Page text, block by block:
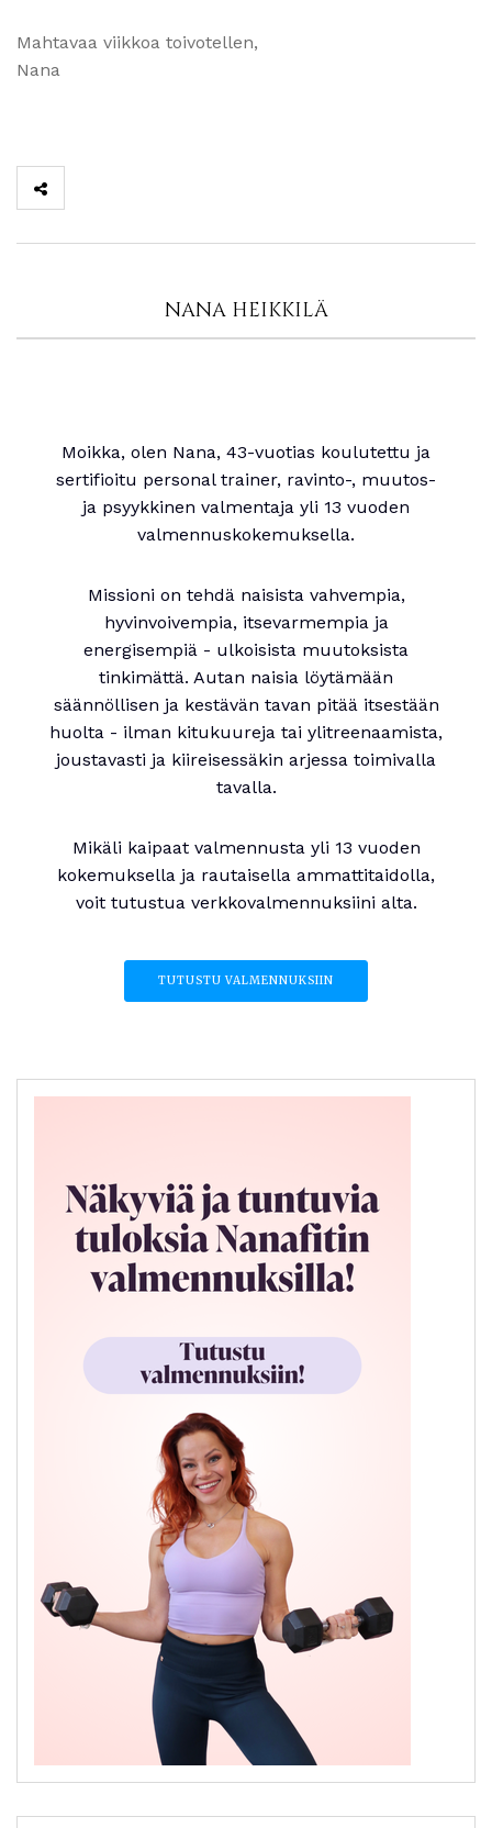
Mahtavaa viikkoa toivotellen,
Nana
NANA HEIKKILÄ
Moikka, olen Nana, 43-vuotias koulutettu ja
sertifioitu personal trainer, ravinto-, muutos-
ja psyykkinen valmentaja yli 13 vuoden
valmennuskokemuksella.
Missioni on tehdä naisista vahvempia,
hyvinvoivempia, itsevarmempia ja
energisempiä - ulkoisista muutoksista
tinkimättä. Autan naisia löytämään
säännöllisen ja kestävän tavan pitää itsestään
huolta - ilman kitukuureja tai ylitreenaamista,
joustavasti ja kiireisessäkin arjessa toimivalla
tavalla.
Mikäli kaipaat valmennusta yli 13 vuoden
kokemuksella ja rautaisella ammattitaidolla,
voit tutustua verkkovalmennuksiini alta.
TUTUSTU VALMENNUKSIIN